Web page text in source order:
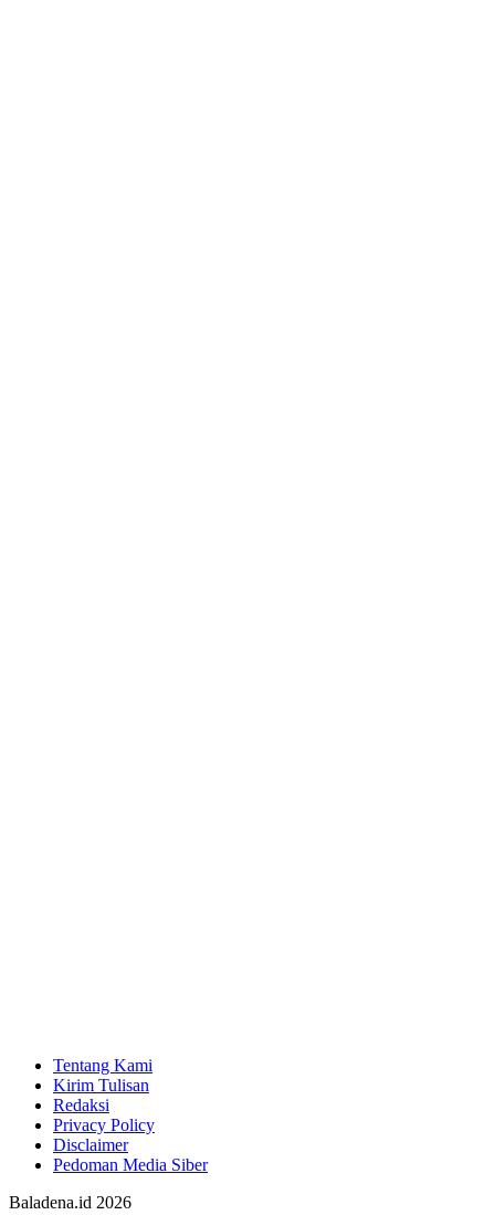
Tentang Kami
Kirim Tulisan
Redaksi
Privacy Policy
Disclaimer
Pedoman Media Siber
Baladena.id 2026